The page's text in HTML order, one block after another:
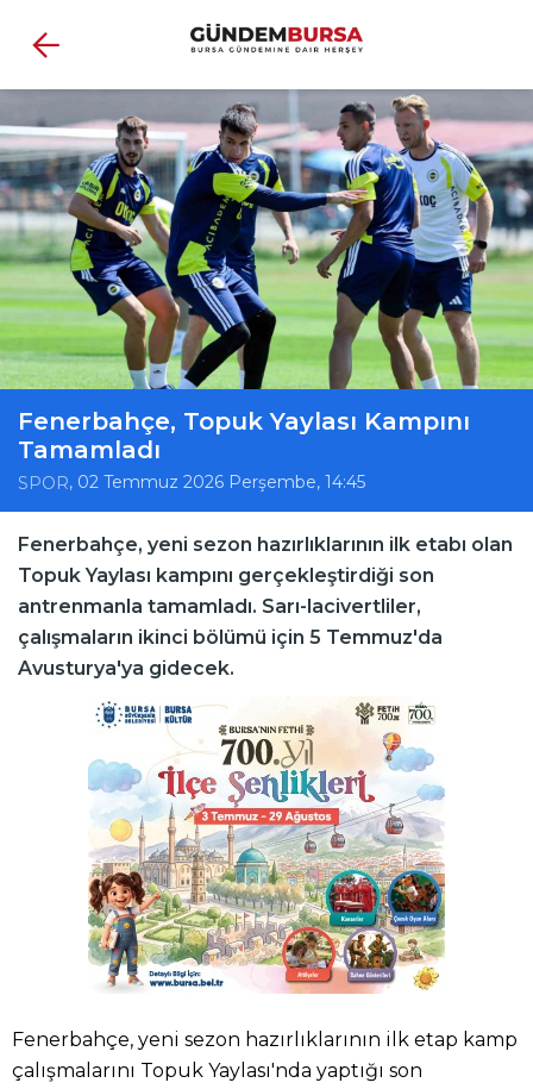
Fenerbahçe, Topuk Yaylası Kampını
Tamamladı
SPOR, 02 Temmuz 2026 Perşembe, 14:45
Fenerbahçe, yeni sezon hazırlıklarının ilk etabı olan
Topuk Yaylası kampını gerçekleştirdiği son
antrenmanla tamamladı. Sarı-lacivertliler,
çalışmaların ikinci bölümü için 5 Temmuz'da
Avusturya'ya gidecek.
Fenerbahçe, yeni sezon hazırlıklarının ilk etap kamp
çalışmalarını Topuk Yaylası'nda yaptığı son